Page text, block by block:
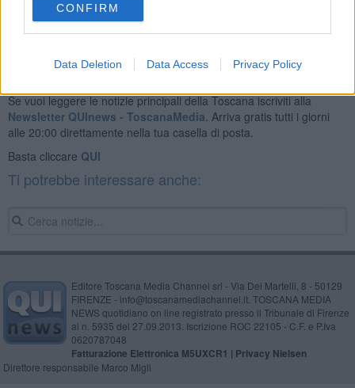
CONFIRM
Data Deletion Data Access Privacy Policy
Se vuoi leggere le notizie principali della Toscana iscriviti alla
Newsletter QUInews - ToscanaMedia. Arriva gratis tutti i giorni
alle 20:00 direttamente nella tua casella di posta.
Basta cliccare QUI
Ti potrebbe interessare anche:
Editore Toscana Media Channel srl - Via Dei Martelli, 8 - 50129
FIRENZE - info@toscanamediachannel.it. TOSCANA MEDIA
NEWS quotidiano on line registrato presso il Tribunale di Firenze
al n. 5935 del 27.09.2013. Iscrizione ROC 22105 - C.F. e P.Iva
0620787048
Fatturazione Elettronica M5UXCR1 | Privacy Nielsen
Direttore responsabile Marco Migli